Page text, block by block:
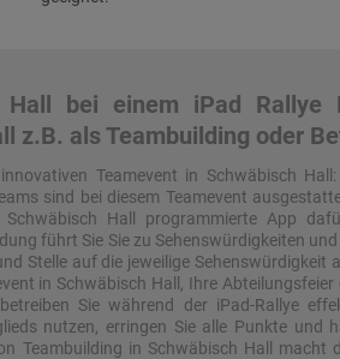
Hall bei einem iPad
z.B. als Teambuilding oder
Teamevent in Schwäbisch
sind bei diesem Teamevent
Hall programmierte App
führt Sie Sie zu Sehenswürdigkeiten
Stelle auf die jeweilige
in Schwäbisch Hall, Ihre
Sie während der iPad-Rallye
nutzen, erringen Sie alle Punkte
Teambuilding in Schwäbisch Hall